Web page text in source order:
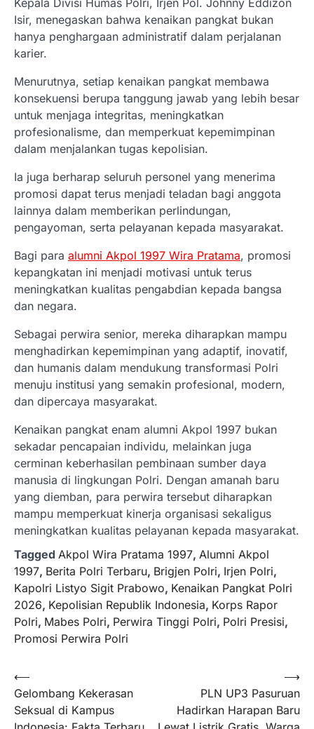
Isir, menegaskan bahwa kenaikan pangkat bukan
hanya penghargaan administratif dalam perjalanan
karier.
Menurutnya, setiap kenaikan pangkat membawa
konsekuensi berupa tanggung jawab yang lebih besar
untuk menjaga integritas, meningkatkan
profesionalisme, dan memperkuat kepemimpinan
dalam menjalankan tugas kepolisian.
Ia juga berharap seluruh personel yang menerima
promosi dapat terus menjadi teladan bagi anggota
lainnya dalam memberikan perlindungan,
pengayoman, serta pelayanan kepada masyarakat.
Bagi para alumni Akpol 1997 Wira Pratama, promosi
kepangkatan ini menjadi motivasi untuk terus
meningkatkan kualitas pengabdian kepada bangsa
dan negara.
Sebagai perwira senior, mereka diharapkan mampu
menghadirkan kepemimpinan yang adaptif, inovatif,
dan humanis dalam mendukung transformasi Polri
menuju institusi yang semakin profesional, modern,
dan dipercaya masyarakat.
Kenaikan pangkat enam alumni Akpol 1997 bukan
sekadar pencapaian individu, melainkan juga
cerminan keberhasilan pembinaan sumber daya
manusia di lingkungan Polri. Dengan amanah baru
yang diemban, para perwira tersebut diharapkan
mampu memperkuat kinerja organisasi sekaligus
meningkatkan kualitas pelayanan kepada masyarakat.
Tagged Akpol Wira Pratama 1997, Alumni Akpol
1997, Berita Polri Terbaru, Brigjen Polri, Irjen Polri,
Kapolri Listyo Sigit Prabowo, Kenaikan Pangkat Polri
2026, Kepolisian Republik Indonesia, Korps Rapor
Polri, Mabes Polri, Perwira Tinggi Polri, Polri Presisi,
Promosi Perwira Polri
Navigasi
pos
⟵
Gelombang Kekerasan
Seksual di Kampus
PLN UP3 Pasuruan
Hadirkan Harapan Baru
⟶